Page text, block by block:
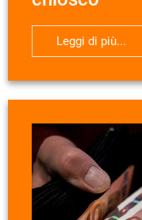
Leggi di più...